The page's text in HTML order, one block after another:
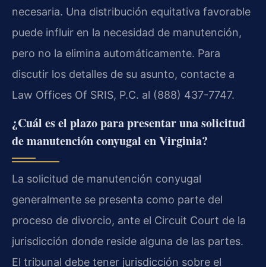
necesaria. Una distribución equitativa favorable
puede influir en la necesidad de manutención,
pero no la elimina automáticamente. Para
discutir los detalles de su asunto, contacte a
Law Offices Of SRIS, P.C. al (888) 437-7747.
¿Cuál es el plazo para presentar una solicitud
de manutención conyugal en Virginia?
La solicitud de manutención conyugal
generalmente se presenta como parte del
proceso de divorcio, ante el Circuit Court de la
jurisdicción donde reside alguna de las partes.
El tribunal debe tener jurisdicción sobre el